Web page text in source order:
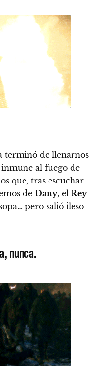
terminó de llenarnos
inmune al fuego de
que, tras escuchar
de Dany, el Rey
pero salió ileso
nunca.